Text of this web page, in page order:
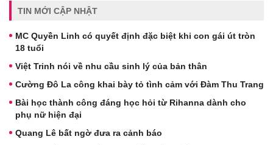
TIN MỚI CẬP NHẬT
MC Quyền Linh có quyết định đặc biệt khi con gái út tròn
18 tuổi
Việt Trinh nói về nhu cầu sinh lý của bản thân
Cường Đô La công khai bày tỏ tình cảm với Đàm Thu Trang
Bài học thành công đáng học hỏi từ Rihanna dành cho
phụ nữ hiện đại
Quang Lê bất ngờ đưa ra cảnh báo